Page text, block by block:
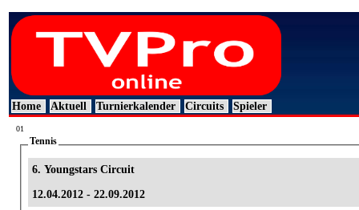
Home Aktuell Turnierkalender Circuits Spieler
01
Tennis
6. Youngstars Circuit
12.04.2012 - 22.09.2012